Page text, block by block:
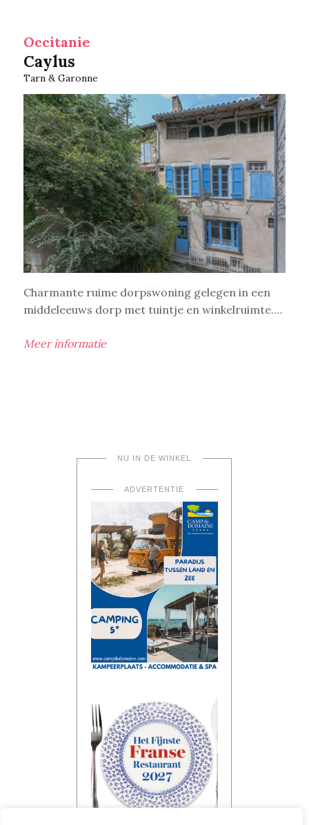
Occitanie
Caylus
Tarn & Garonne
Charmante ruime dorpswoning gelegen in een
middeleeuws dorp met tuintje en winkelruimte.…
Meer informatie
NU IN DE WINKEL
ADVERTENTIE